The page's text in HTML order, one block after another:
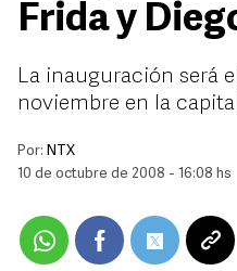
Frida y
La inauguración será
noviembre en la
Por: NTX
10 de octubre de 2008 - 16:08 hs